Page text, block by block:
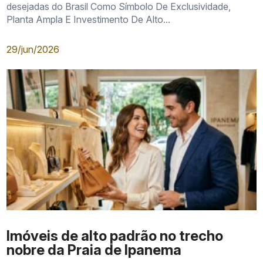
desejadas do Brasil Como Símbolo De Exclusividade,
Planta Ampla E Investimento De Alto...
29/jun/2026
Imóveis de alto padrão no trecho
nobre da Praia de Ipanema